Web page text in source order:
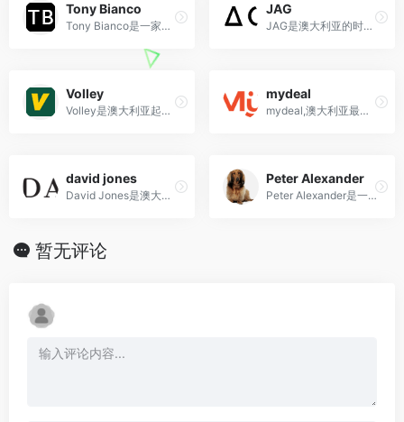
Tony Bianco
Tony Bianco是一家成立于1972年的澳大利亚时尚鞋履品牌，以现代简约设计和高品质制作而备受瞩目。
JAG
JAG是澳大利亚的时尚品牌，以其现代休闲风格和高品质服装系列而备受瞩目。
Volley
Volley是澳大利亚起源的运动鞋品牌，以其经典的低帮网球鞋和简约实用的设计风格在全球受到热爱。
mydeal
mydeal,澳大利亚最受信任的零售市场
david jones
David Jones是澳大利亚历史最悠久的百货公司
Peter Alexander
Peter Alexander是一家以睡衣和家居服为主打的澳大利亚品牌，以其独特的设计和高品质的产品而备受瞩目，为顾客提供舒适、时尚的家居服装。
暂无评论